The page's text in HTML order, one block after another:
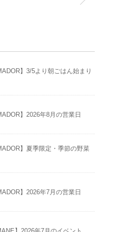
】3/5より朝ごはん始まり
】2026年8月の営業日
】夏季限定・季節の野菜
】2026年7月の営業日